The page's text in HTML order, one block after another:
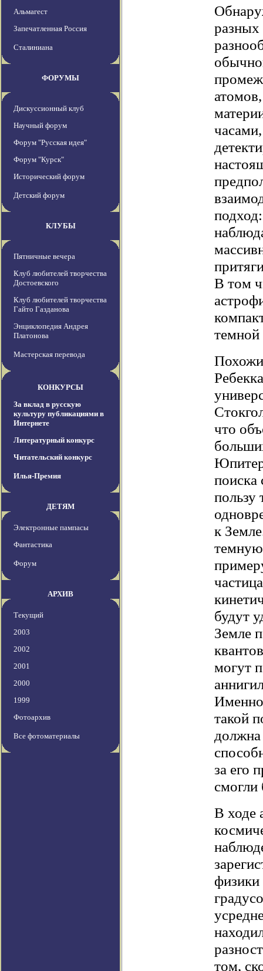
Альмагест
Запечатленная Россия
Сталиниана
ФОРУМЫ
Дискуссионный клуб
Научный форум
Форум "Русская идея"
Форум "Курск"
Исторический форум
Детский форум
КЛУБЫ
Пятничные вечера
Клуб любителей творчества
Достоевского
Клуб любителей творчества
Гайто Газданова
Энциклопедия Андрея
Платонова
Мастерская перевода
КОНКУРСЫ
За вклад в русскую
культуру публикациями в
Интернете
Литературный конкурс
Читательский конкурс
Илья-Премия
ДЕТЯМ
Электронные пампасы
Фантастика
Форум
АРХИВ
Текущий
2003
2002
2001
2000
1999
Фотоархив
Все фотоматериалы
В том
темной
что
поиска
пользу
к
темную
будут
Земле
могут
такой
должна
за его
смогли
В ходе
физики
том,